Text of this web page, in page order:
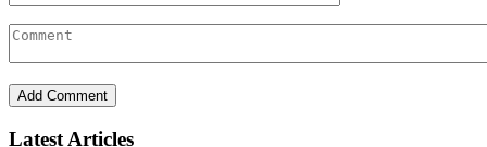
Latest Articles